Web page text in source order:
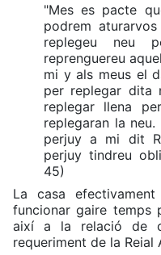
"Mes es pacte
podrem
replegeu
reprenguereu
mi y als meus el
per replegar dita
replegar llena
replegaran la
perjuy a mi dit
perjuy tindreu
45)
La casa
funcionar gaire temps
així a la relació de
requeriment de la Reial